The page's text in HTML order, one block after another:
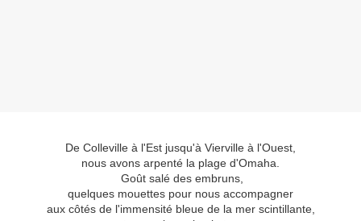
De Colleville à l'Est jusqu'à Vierville à l'Ouest,
nous avons arpenté la plage d'Omaha.
Goût salé des embruns,
quelques mouettes pour nous accompagner
aux côtés de l'immensité bleue de la mer scintillante,